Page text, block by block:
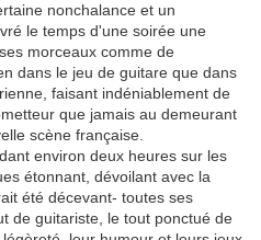
nonchalance et un
le temps d'une soirée une
morceaux comme de
dans le jeu de guitare que dans
faisant indéniablement de
que jamais au demeurant
scène française.
environ deux heures sur les
étonnant, dévoilant avec la
été décevant- toutes ses
de guitariste, le tout ponctué de